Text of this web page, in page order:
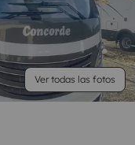
Ver todas las fotos